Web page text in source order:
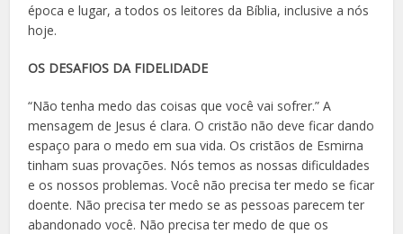
época e lugar, a todos os leitores da Bíblia, inclusive a nós
hoje.
OS DESAFIOS DA FIDELIDADE
“Não tenha medo das coisas que você vai sofrer.” A
mensagem de Jesus é clara. O cristão não deve ficar dando
espaço para o medo em sua vida. Os cristãos de Esmirna
tinham suas provações. Nós temos as nossas dificuldades
e os nossos problemas. Você não precisa ter medo se ficar
doente. Não precisa ter medo se as pessoas parecem ter
abandonado você. Não precisa ter medo de que os